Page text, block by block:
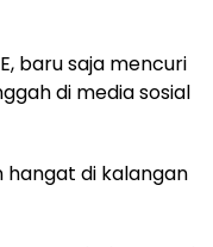
baru saja mencuri
di media sosial
di kalangan